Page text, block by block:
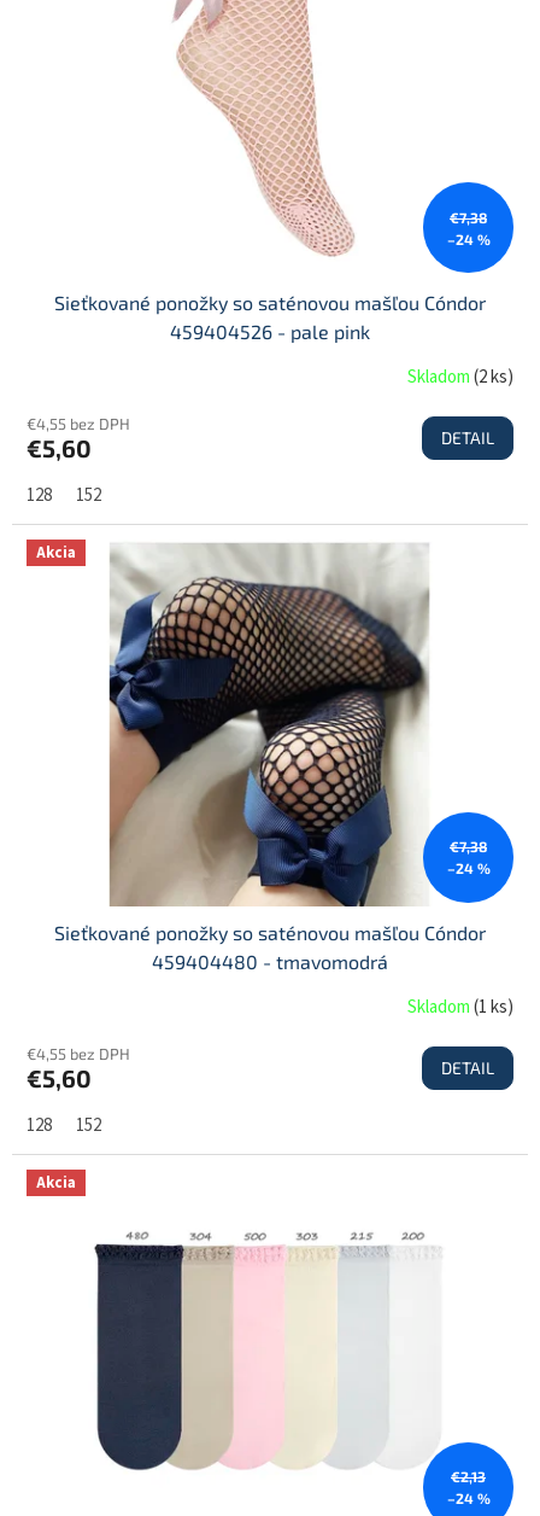
€7,38
–24 %
Sieťkované ponožky so saténovou mašľou Cóndor
459404526 - pale pink
Skladom(2 ks)
€4,55 bez DPH
€5,60 DETAIL
128 152
Akcia
€7,38
–24 %
Sieťkované ponožky so saténovou mašľou Cóndor
459404480 - tmavomodrá
Skladom(1 ks)
€4,55 bez DPH
€5,60 DETAIL
128 152
Akcia
€2,13
–24 %